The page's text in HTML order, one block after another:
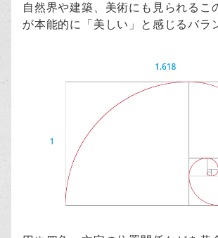
自然界や建築、美術にも見られるこ
が本能的に「美しい」と感じるバラ